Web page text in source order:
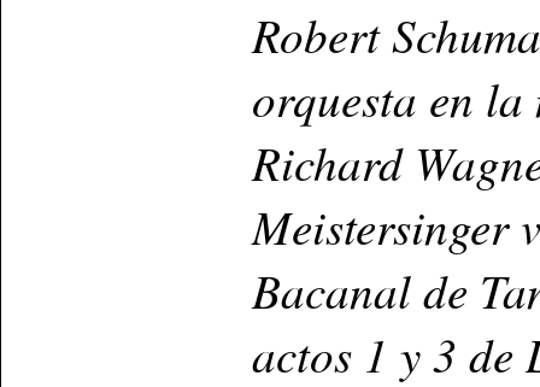
Robert
orquesta en
Richard
Meistersinger
Bacanal de
actos 1 y 3 de